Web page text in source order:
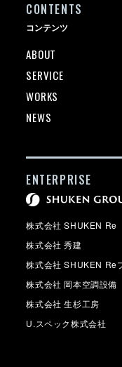
CONTENTS
コンテンツ
ABOUT
SERVICE
WORKS
NEWS
ENTERPRISE
株式会社 SHUKEN Re
株式会社 秀建
株式会社 SHUKEN Re
株式会社 岡本空調設備
株式会社 生杉工房
U.スペック株式会社